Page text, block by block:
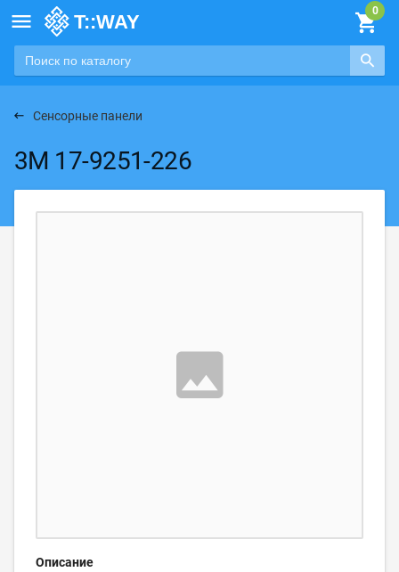

Сенсорные панели
3M 17-9251-226
Описание